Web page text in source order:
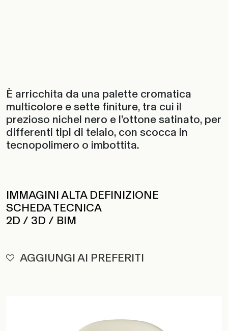
È arricchita da una palette cromatica
multicolore e sette finiture, tra cui il
prezioso nichel nero e l’ottone satinato, per
differenti tipi di telaio, con scocca in
tecnopolimero o imbottita.
IMMAGINI ALTA DEFINIZIONE
SCHEDA TECNICA
2D / 3D / BIM
AGGIUNGI AI PREFERITI